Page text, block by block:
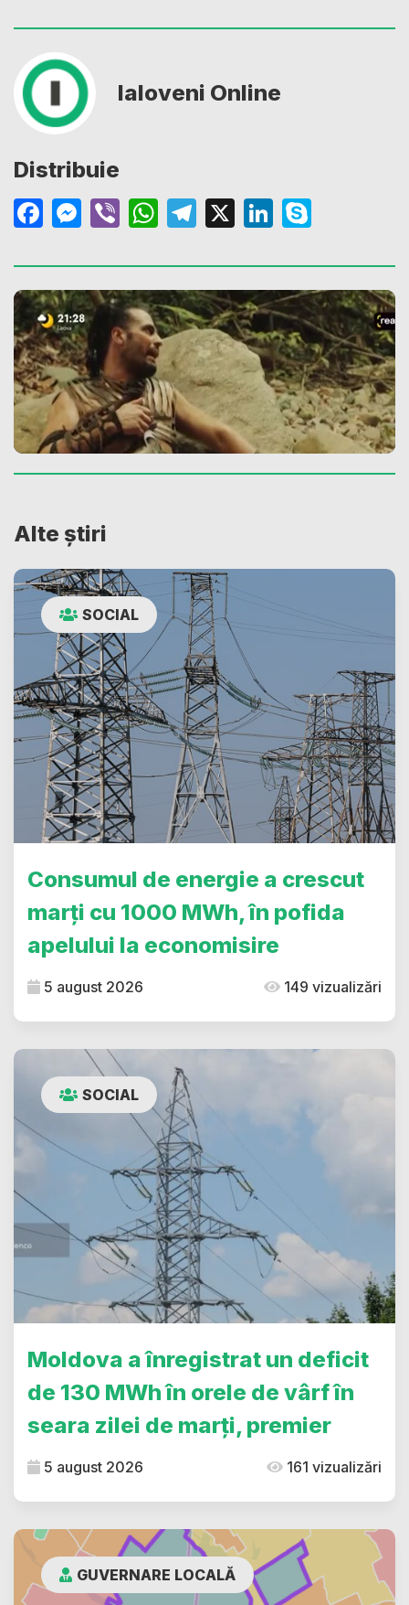
Ialoveni Online
Distribuie
Facebook
Messenger
ViberWhatsApp
Telegram
X LinkedIn
Alte știri
SOCIAL
Consumul de energie a crescut
marți cu 1000 MWh, în pofida
apelului la economisire
5 august 2026 149 vizualizări
SOCIAL
Moldova a înregistrat un deficit
de 130 MWh în orele de vârf în
seara zilei de marți, premier
5 august 2026 161 vizualizări
GUVERNARE LOCALĂ